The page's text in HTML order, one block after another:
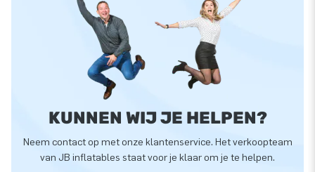
KUNNEN WIJ JE HELPEN?
Neem contact op met onze klantenservice. Het verkoopteam
van JB inflatables staat voor je klaar om je te helpen.